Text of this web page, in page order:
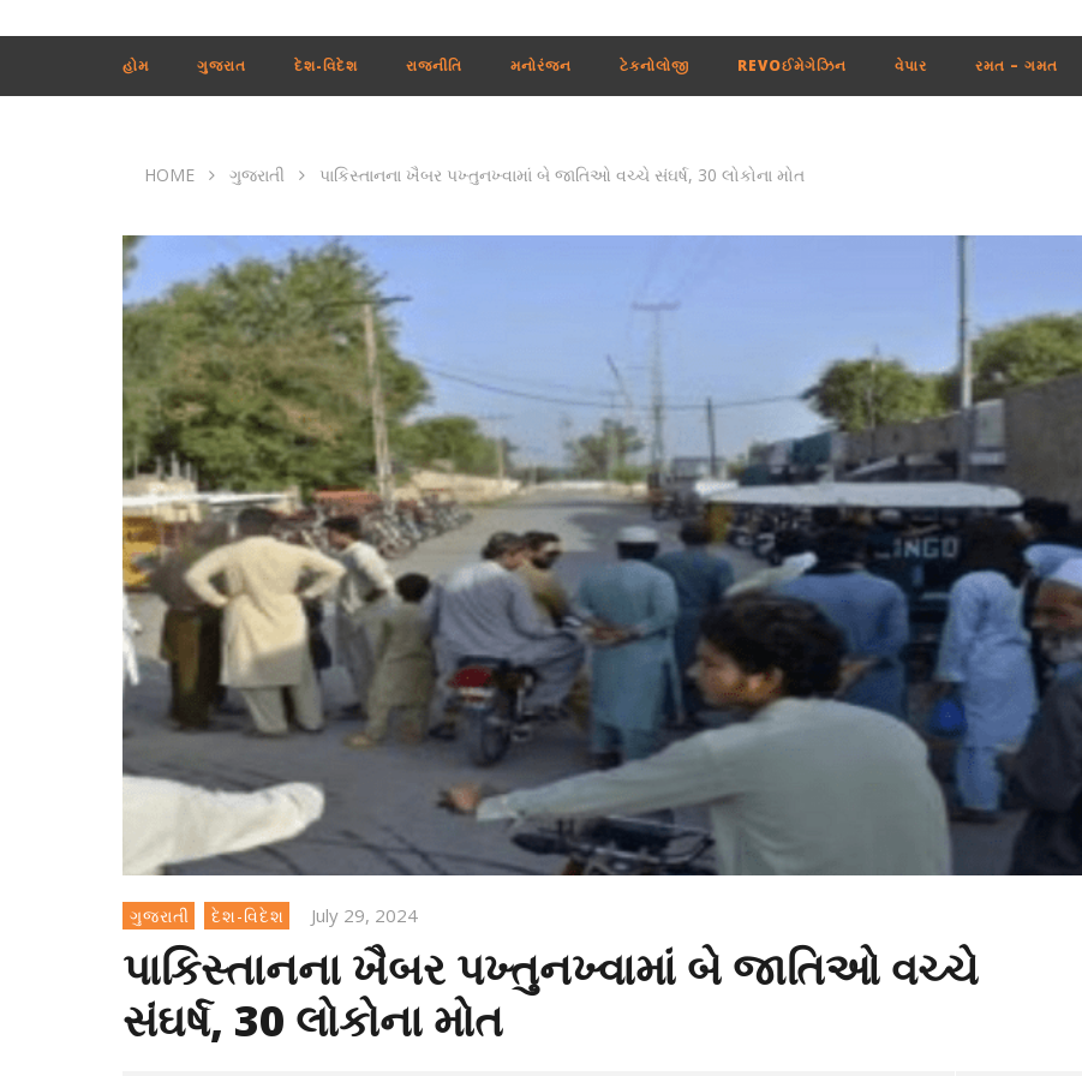
હોમ ગુજરાત દેશ-વિદેશ રાજનીતિ મનોરંજન ટેકનોલોજી REVOઈમેગેઝિન વેપાર રમત – ગમત
HOME ગુજરાતી પાકિસ્તાનના ખૈબર પખ્તુનખ્વામાં બે જાતિઓ વચ્ચે સંઘર્ષ, 30 લોકોના મોત
ગુજરાતી દેશ-વિદેશ July 29, 2024
પાકિસ્તાનના ખૈબર પખ્તુનખ્વામાં બે જાતિઓ વચ્ચે
સંઘર્ષ, 30 લોકોના મોત